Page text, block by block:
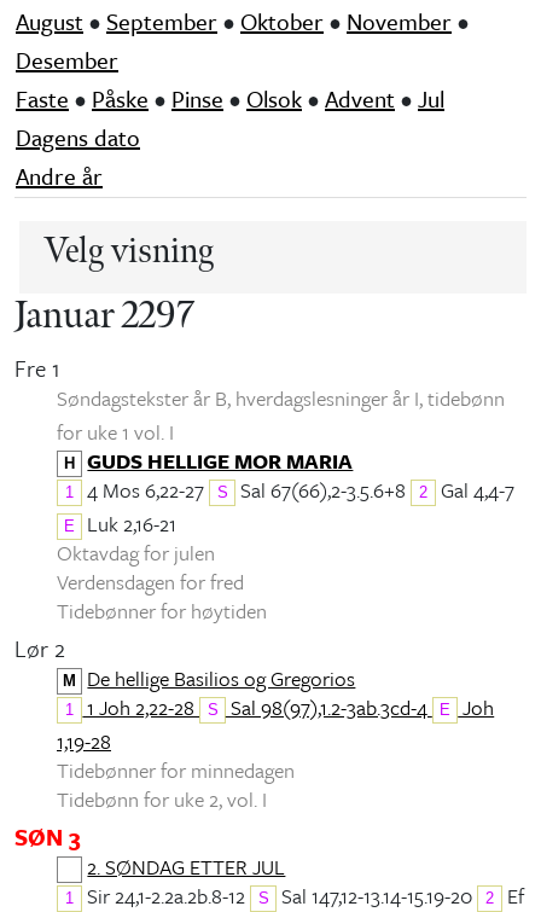
August• September• Oktober• November•
Desember
Faste • Påske • Pinse • Olsok•Advent•Jul
Dagens dato
Andre år
Velg visning
Januar 2297
Fre 1
Søndagstekster år B, hverdagslesninger år I, tidebønn
for uke 1 vol. I
H GUDS HELLIGE MOR MARIA
1 4 Mos 6,22-27 S Sal 67(66),2-3.5.6+8 2 Gal 4,4-7
E
Luk 2,16-21
Oktavdag for julen
Verdensdagen for fred
Tidebønner for høytiden
Lør 2
M De hellige Basilios og Gregorios
1 1 Joh 2,22-28 S Sal 98(97),1.2-3ab.3cd-4 E
Joh
1,19-28
Tidebønner for minnedagen
Tidebønn for uke 2, vol. I
SØN 3
2. SØNDAG ETTER JUL
1 Sir 24,1-2.2a.2b.8-12 S Sal 147,12-13.14-15.19-20 2
Ef